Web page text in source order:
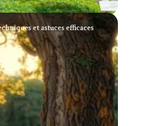
et astuces efficaces